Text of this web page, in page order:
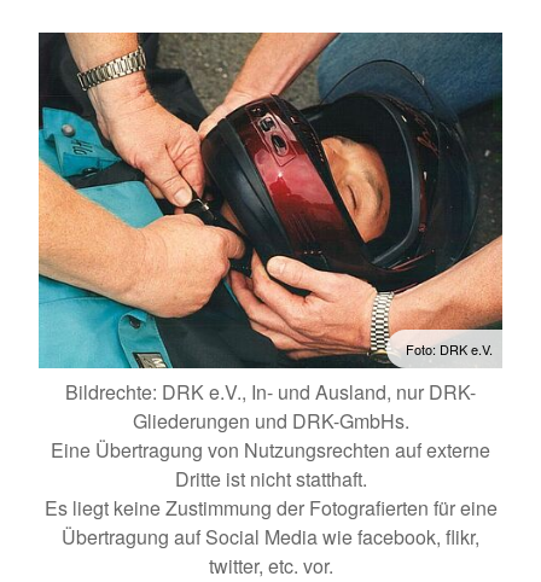
Foto: DRK e.V.
Bildrechte: DRK e.V., In- und Ausland, nur DRK-
Gliederungen und DRK-GmbHs.
Eine Übertragung von Nutzungsrechten auf externe
Dritte ist nicht statthaft.
Es liegt keine Zustimmung der Fotografierten für eine
Übertragung auf Social Media wie facebook, flikr,
twitter, etc. vor.